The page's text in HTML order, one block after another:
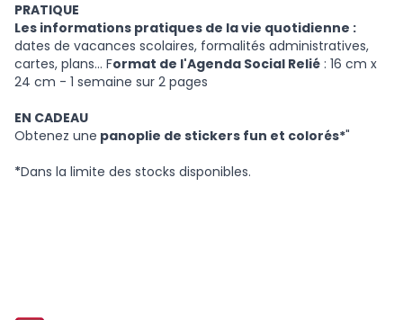
PRATIQUE
Les informations pratiques de la vie quotidienne :
dates de vacances scolaires, formalités administratives,
cartes, plans... Format de l'Agenda Social Relié : 16 cm x
24 cm - 1 semaine sur 2 pages
EN CADEAU
Obtenez une panoplie de stickers fun et colorés*"
*Dans la limite des stocks disponibles.